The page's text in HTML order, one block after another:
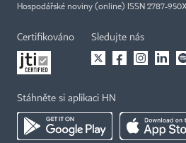
Hospodářské noviny (online) ISSN 2787-950X
Certifikováno Sledujte nás
Stáhněte si aplikaci HN